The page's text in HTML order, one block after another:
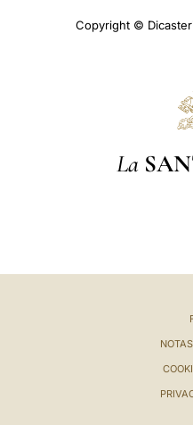
Copyright ©
La